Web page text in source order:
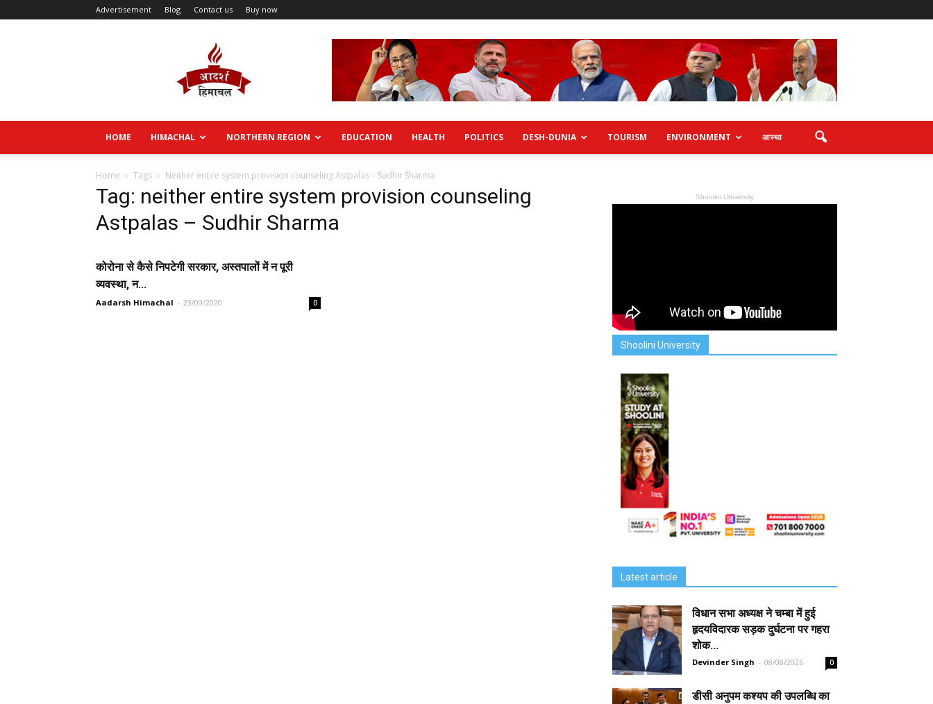
Advertisement Blog Contact us Buy now
HOME HIMACHAL NORTHERN REGION EDUCATION HEALTH POLITICS DESH-DUNIA TOURISM ENVIRONMENT आस्था
Home Tags Neither entire system provision counseling Astpalas – Sudhir Sharma
Tag: neither entire system provision counseling
Astpalas – Sudhir Sharma
कोरोना से कैसे निपटेगी सरकार, अस्तपालों में न पूरी
व्यवस्था, न...
Aadarsh Himachal - 23/09/2020 0
Shoolini University
Shoolini University
Latest article
विधान सभा अध्यक्ष ने चम्बा में हुई
हृदयविदारक सड़क दुर्घटना पर गहरा
शोक...
Devinder Singh - 08/08/2026 0
डीसी अनुपम कश्यप की उपलब्धि का